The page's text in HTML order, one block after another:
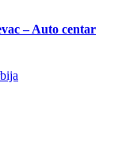
– Auto centar